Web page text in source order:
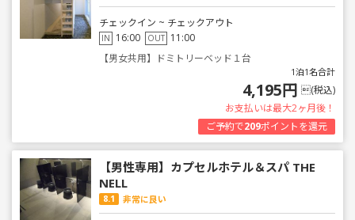
チェックイン ~ チェックアウト
IN 16:00 OUT 11:00
【男女共用】ドミトリーベッド１台
1泊1名合計
4,195円 (税込)
お支払いは最大2ヶ月後！
ご予約で209ポイントを還元
【男性専用】カプセルホテル＆スパ THE
NELL
8.1 非常に良い